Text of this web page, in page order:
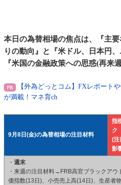
本日の為替相場の焦点は、『主
りの動向』と『米ドル、日本円
『米国の金融政策への思惑(再来
【外為どっとコム】FXレポート
が満載！マネ育ch
9月8日(金)の為替相場の注目材料
指
ク
(注
影
・ 週末
・来週の注目材料→FRB高官ブラックア
価指数(13日)、小売売上高(14日)、生産者